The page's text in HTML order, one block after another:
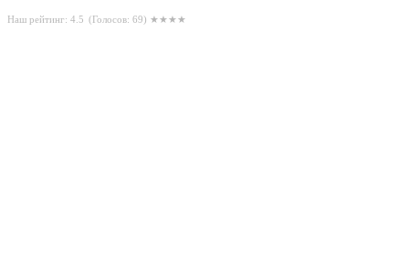
Наш рейтинг: 4.5 (Голосов: 69) ★★★★